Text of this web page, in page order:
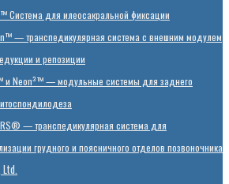
Cистема для илеосакральной фиксации
— транспедикулярная система с внешним модулем
и репозиции
и Neon³™ — модульные системы для заднего
— транспедикулярная система для
грудного и поясничного отделов позвоночника